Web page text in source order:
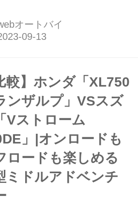
ズキのオンラインショッピング
「S-MALL」では「Vストロー
入りのアイテムを見つけよう!
オートバイ
較】ホンダ「XL750
ンザルプ」VSスズ
Vストローム
」|オンロードも
ロードも楽しめる
ミドルアドベンチ